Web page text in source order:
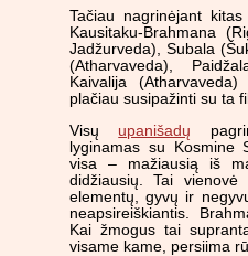
Tačiau nagrinėjant
Kausitaku-Brahmana
Jadžurveda), Subala
(Atharvaveda),
Kaivalija
plačiau susipažinti su ta
Visų upanišadų
lyginamas su Kosmine
visa – mažiausią iš
didžiausių. Tai vienovė
elementų, gyvų ir
neapsireiškiantis.
Kai žmogus tai
visame kame, persiima